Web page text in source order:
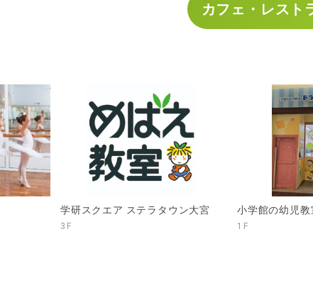
カフェ・レスト
学研スクエア ステラタウン大宮
3F
小学館の幼児
1F